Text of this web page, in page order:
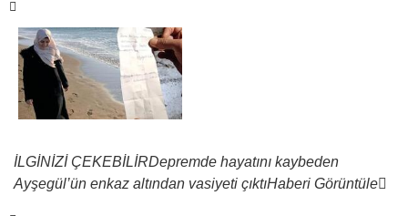
İLGİNİZİ ÇEKEBİLİRDepremde hayatını kaybeden
Ayşegül’ün enkaz altından vasiyeti çıktıHaberi Görüntüle